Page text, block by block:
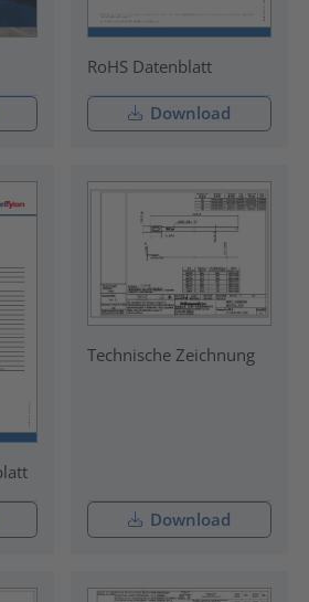
RoHS Datenblatt
Download
Technische Zeichnung
Download